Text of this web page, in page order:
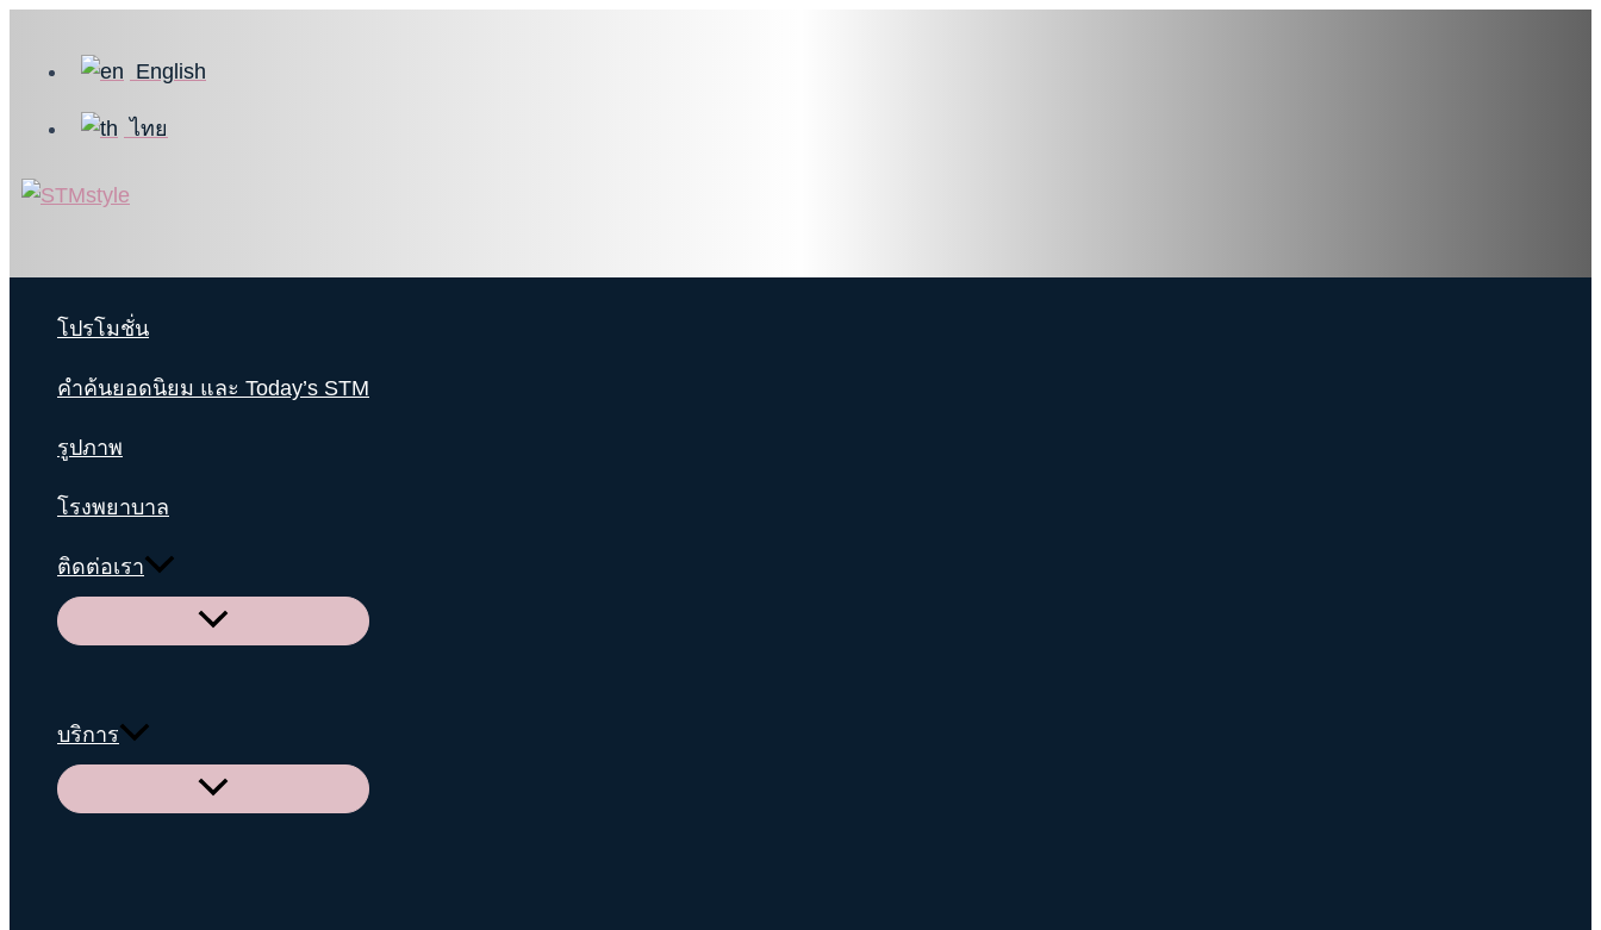
English
ไทย
โปรโมชั่น
คำค้นยอดนิยม และ Today’s STM
รูปภาพ
โรงพยาบาล
ติดต่อเรา
Menu
บริการ
Menu